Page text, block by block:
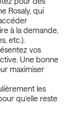
Rosaly, qui
à la demande,
etc.).
vos
Une bonne
maximiser
les
qu’elle reste